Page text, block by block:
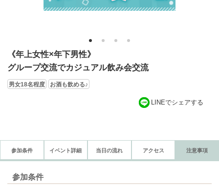
1 2 3 4
《年上女性×年下男性》
グループ交流でカジュアル飲み会交流
男女18名程度 お酒も飲める♪
LINEでシェアする
参加条件 イベント詳細 当日の流れ アクセス 注意事項
参加条件